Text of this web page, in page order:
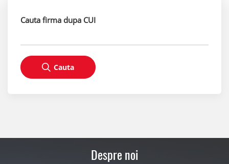
Cauta firma dupa CUI
Cauta
Despre noi